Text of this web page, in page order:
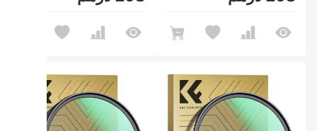
للفيديو / مدونة الفيديو /
Nano D
للفيديو / مدونة الفيديو /
Nano D